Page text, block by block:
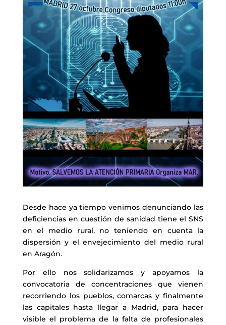
Desde hace ya tiempo venimos denunciando las
deficiencias en cuestión de sanidad tiene el SNS
en el medio rural, no teniendo en cuenta la
dispersión y el envejecimiento del medio rural
en Aragón.
Por ello nos solidarizamos y apoyamos la
convocatoria de concentraciones que vienen
recorriendo los pueblos, comarcas y finalmente
las capitales hasta llegar a Madrid, para hacer
visible el problema de la falta de profesionales